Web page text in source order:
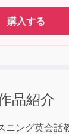
購入する
品紹介
ニング英会話